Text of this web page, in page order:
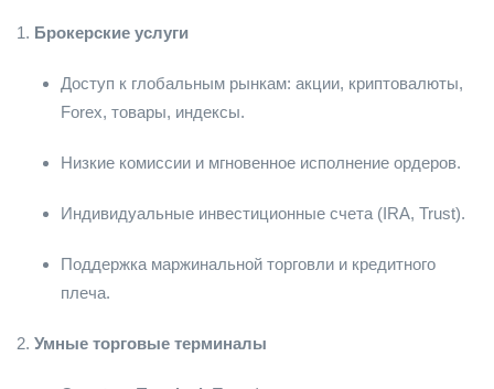
1. Брокерские услуги
Доступ к глобальным рынкам: акции, криптовалюты,
Forex, товары, индексы.
Низкие комиссии и мгновенное исполнение ордеров.
Индивидуальные инвестиционные счета (IRA, Trust).
Поддержка маржинальной торговли и кредитного
плеча.
2. Умные торговые терминалы